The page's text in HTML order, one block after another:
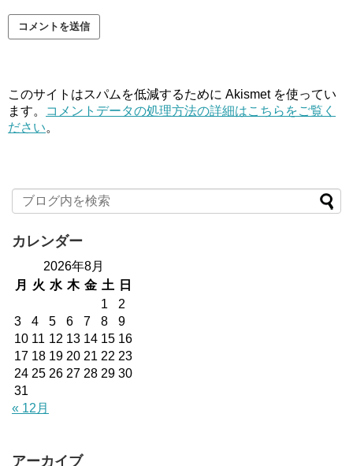
このサイトはスパムを低減するために Akismet を使ってい
ます。
コメントデータの処理方法の詳細はこちらをご覧く
ださい。
カレンダー
2026年8月
月
火 水 木 金 土
日
1
2
3
4 5 6 7 8
9
10 11 12 13 14 15 16
17 18 19 20 21 22 23
24 25 26 27 28 29 30
31
« 12月
アーカイブ